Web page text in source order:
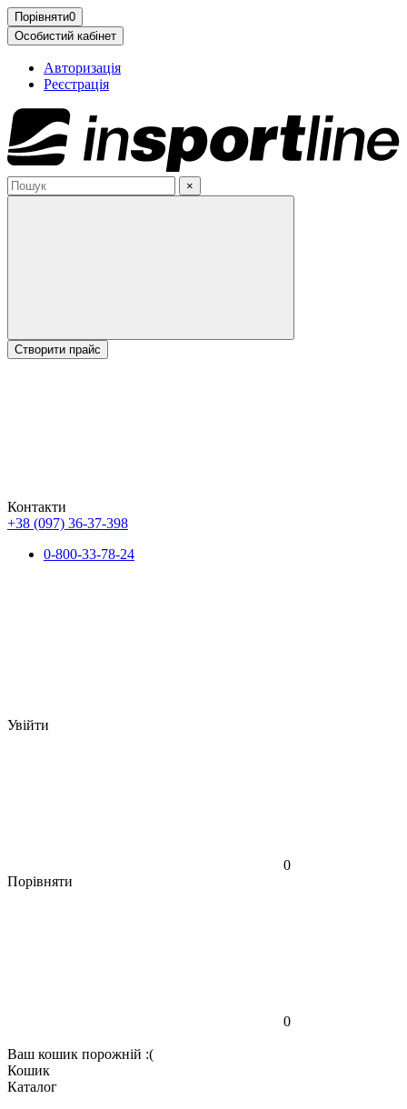
Порівняти0
Особистий кабінет
Авторизація
Реєстрація
×
Cтворити прайс
Контакти
+38 (097) 36-37-398
0-800-33-78-24
Увійти
0
Порівняти
0
Ваш кошик порожній :(
Кошик
Каталог